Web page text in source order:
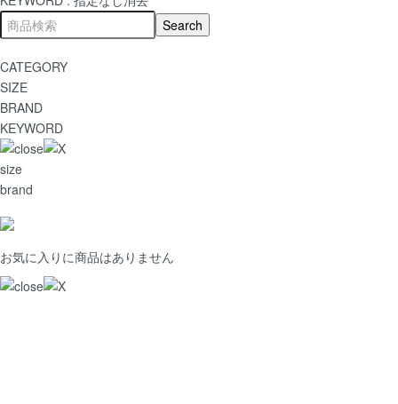
CATEGORY
SIZE
BRAND
KEYWORD
size
brand
お気に入りに商品はありません